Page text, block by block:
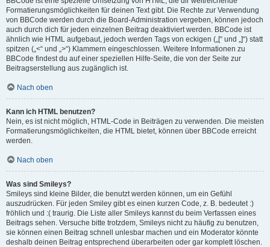
Formatierungsmöglichkeiten für deinen Text gibt. Die Rechte zur Verwendung
von BBCode werden durch die Board-Administration vergeben, können jedoch
auch durch dich für jeden einzelnen Beitrag deaktiviert werden. BBCode ist
ähnlich wie HTML aufgebaut, jedoch werden Tags von eckigen („[“ und „]“) statt
spitzen („<“ und „>“) Klammern eingeschlossen. Weitere Informationen zu
BBCode findest du auf einer speziellen Hilfe-Seite, die von der Seite zur
Beitragserstellung aus zugänglich ist.
Nach oben
Kann ich HTML benutzen?
Nein, es ist nicht möglich, HTML-Code in Beiträgen zu verwenden. Die meisten
Formatierungsmöglichkeiten, die HTML bietet, können über BBCode erreicht
werden.
Nach oben
Was sind Smileys?
Smileys sind kleine Bilder, die benutzt werden können, um ein Gefühl
auszudrücken. Für jeden Smiley gibt es einen kurzen Code, z. B. bedeutet :)
fröhlich und :( traurig. Die Liste aller Smileys kannst du beim Verfassen eines
Beitrags sehen. Versuche bitte trotzdem, Smileys nicht zu häufig zu benutzen,
sie können einen Beitrag schnell unlesbar machen und ein Moderator könnte
deshalb deinen Beitrag entsprechend überarbeiten oder gar komplett löschen.